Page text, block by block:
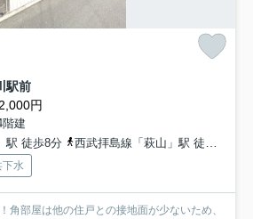
駅前
円
建
駅 徒歩8分
西武拝島線「萩山」駅 徒歩16分
下水
角部屋は他の住戸との接地面が少ないため、